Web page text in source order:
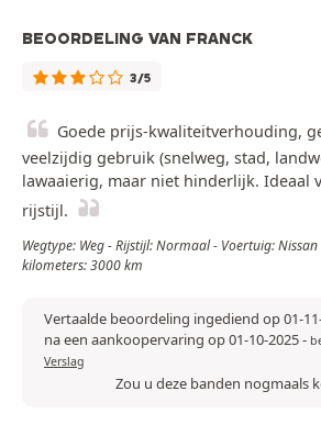
BEOORDELING VAN FRANCK
3/5
Goede prijs-kwaliteitverhouding,
veelzijdig gebruik (snelweg, stad,
lawaaierig, maar niet hinderlijk. Ideaal
rijstijl.
Wegtype: Weg - Rijstijl: Normaal - Voertuig:
kilometers: 3000 km
Vertaalde beoordeling ingediend op 01-
na een aankoopervaring op 01-10-2025-
Verslag
Zou u deze banden nogmaals